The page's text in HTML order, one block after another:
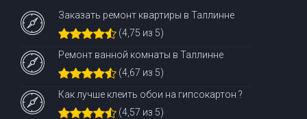
Заказать ремонт квартиры в Таллинне
(4,75 из 5)
Ремонт ванной комнаты в Таллинне
(4,67 из 5)
Как лучше клеить обои на гипсокартон ?
(4,57 из 5)